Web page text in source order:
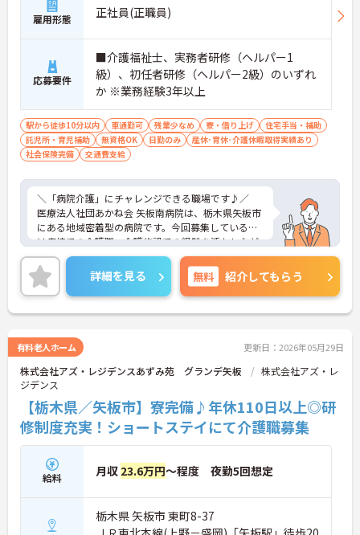
雇用形態 正社員(正職員)
応募要件
■介護福祉士、実務者研修（ヘルパー1
級）、初任者研修（ヘルパー2級）のいずれ
か ※業務経験3年以上
駅から徒歩10分以内 車通勤可 残業少なめ 寮・借り上げ
住宅手当・補助
託児所・育児補助
無資格OK 日勤のみ
産休･育休･介護休暇取得実績あり
社会保険完備
交通費支給
＼「病院介護」にチャレンジできる職場です♪／
医療法人社団あかね会 矢板南病院は、栃木県矢板市
にある地域密着型の病院です。今回募集しているの
は病棟での介護職。介護施設での経験を活かしなが
ら、医療現場ならではの知識や対応力を身につけら
れる環境となっています。無資格でも応募が可能な
ため、「介護経験を活かしてキャリアの幅を広げた
い」という方にもおすすめです。また、夜勤手当は1
回10,000円と高水準で、収入アップを目指したい方
通勤手当の実費支給（上限なし）など福利厚生も充
実しています。病院勤務ならではの専門性を高めな
がら、安定した環境で長く働きたい方にぴったりの
求人です。
詳細を見る 無料 紹介してもらう
有料老人ホーム 更新日：2026年05月29日
株式会社アズ・レジデンスあずみ苑 グランデ矢板
株式会社アズ・レ
ジデンス
【栃木県／矢板市】寮完備♪年休110日以上◎研
修制度充実！ショートステイにて介護職募集
給料 月収 23.6万円～程度 夜勤5回想定
栃木県 矢板市 東町8-37